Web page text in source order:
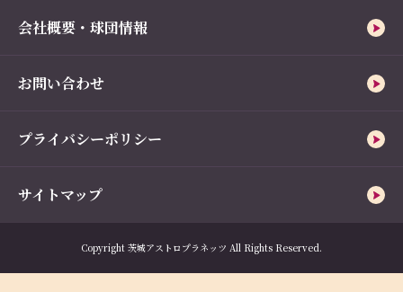
会社概要・球団情報
お問い合わせ
プライバシーポリシー
サイトマップ
Copyright 茨城アストロプラネッツ All Rights Reserved.